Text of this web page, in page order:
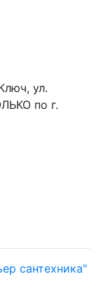
ул.
по г.
сантехника"